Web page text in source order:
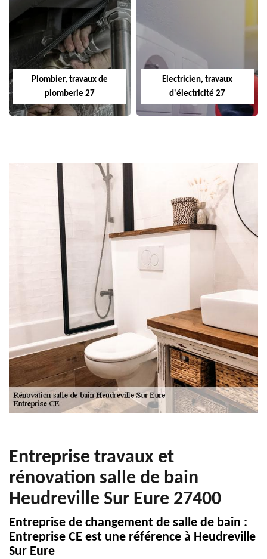
Plombier, travaux de
plomberie 27
Electricien, travaux
d'électricité 27
Entreprise travaux et
rénovation salle de bain
Heudreville Sur Eure 27400
Entreprise de changement de salle de bain :
Entreprise CE est une référence à Heudreville
Sur Eure